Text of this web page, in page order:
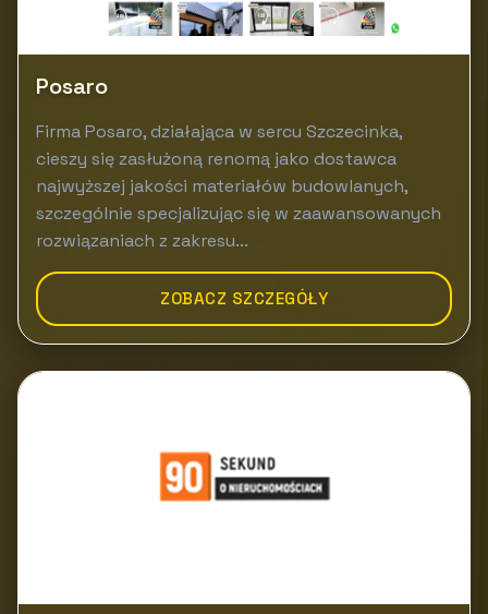
Posaro
Firma Posaro, działająca w sercu Szczecinka,
cieszy się zasłużoną renomą jako dostawca
najwyższej jakości materiałów budowlanych,
szczególnie specjalizując się w zaawansowanych
rozwiązaniach z zakresu...
ZOBACZ SZCZEGÓŁY